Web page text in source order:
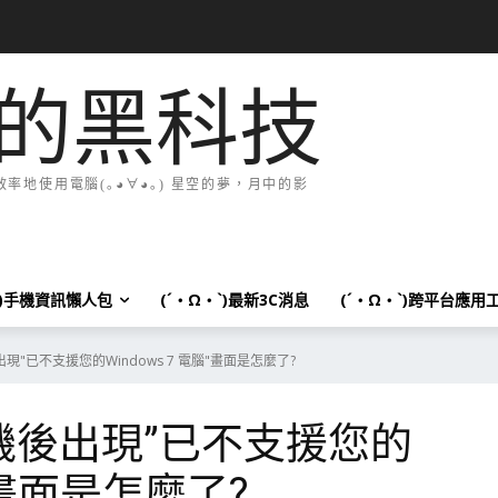
黑科技
率地使用電腦(｡◕∀◕｡) 星空的夢，月中的影
機資訊懶人包 (´・Ω・`)最新3C消息 (´・Ω・`)跨平台應用
現"已不支援您的Windows 7 電腦"畫面是怎麼了?
出現”已不支援您的